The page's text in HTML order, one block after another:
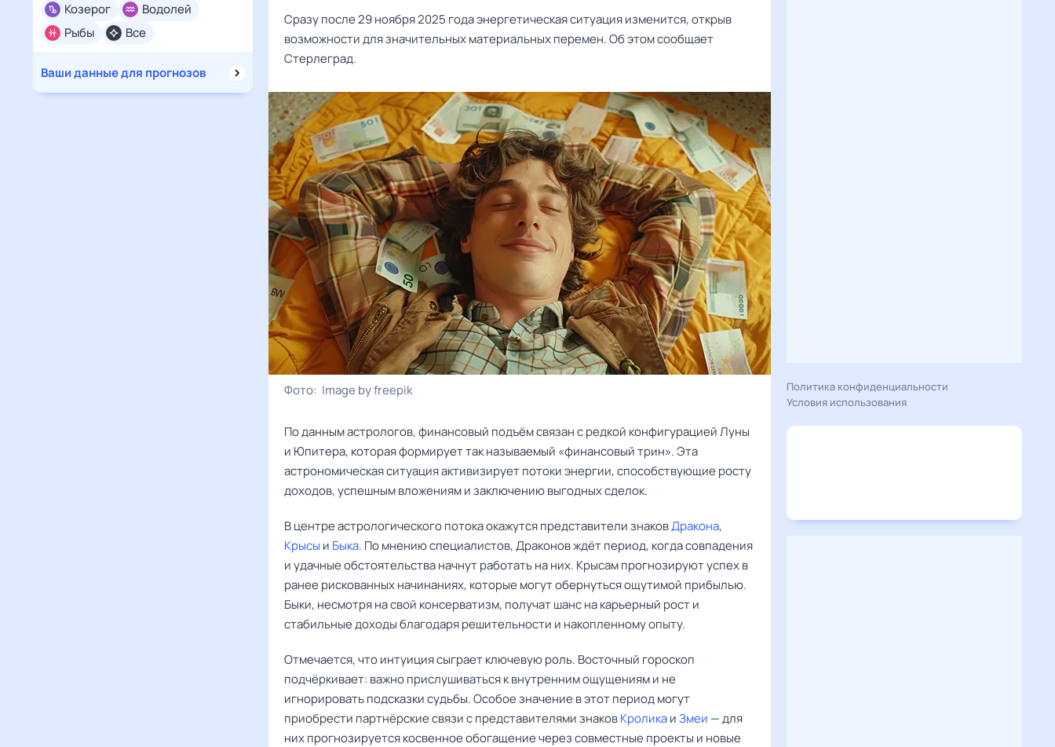
Все
Козерог
Водолей
Рыбы
Ваши данные для прогнозов
Сразу после 29 ноября 2025 года энергетическая ситуация изменится, открыв
возможности для значительных материальных перемен. Об этом сообщает
Стерлеград.
Фото: Image by freepik
По данным астрологов, финансовый подъём связан с редкой конфигурацией Луны
и Юпитера, которая формирует так называемый «финансовый трин». Эта
астрономическая ситуация активизирует потоки энергии, способствующие росту
доходов, успешным вложениям и заключению выгодных сделок.
В центре астрологического потока окажутся представители знаковДракона,
Крысы и Быка. По мнению специалистов, Драконов ждёт период, когда совпадения
и удачные обстоятельства начнут работать на них. Крысам прогнозируют успех в
ранее рискованных начинаниях, которые могут обернуться ощутимой прибылью.
Быки, несмотря на свой консерватизм, получат шанс на карьерный рост и
стабильные доходы благодаря решительности и накопленному опыту.
Отмечается, что интуиция сыграет ключевую роль. Восточный гороскоп
подчёркивает: важно прислушиваться к внутренним ощущениям и не
игнорировать подсказки судьбы. Особое значение в этот период могут
приобрести партнёрские связи с представителями знаковКроликаиЗмеи — для
них прогнозируется косвенное обогащение через совместные проекты и новые
Политика конфиденциальности
Условия использования